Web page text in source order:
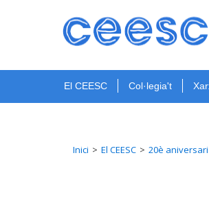
El CEESC Col·legia't
Inici El CEESC 20è aniversari